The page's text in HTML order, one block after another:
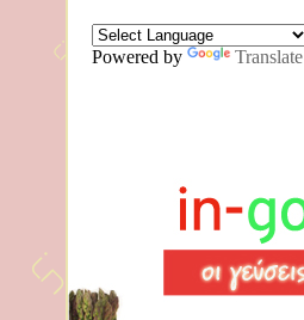
Powered by Translate